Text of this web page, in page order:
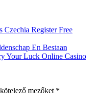
Czechia Register Free
En Bestaan
Your Luck Online Casino
mezőket *